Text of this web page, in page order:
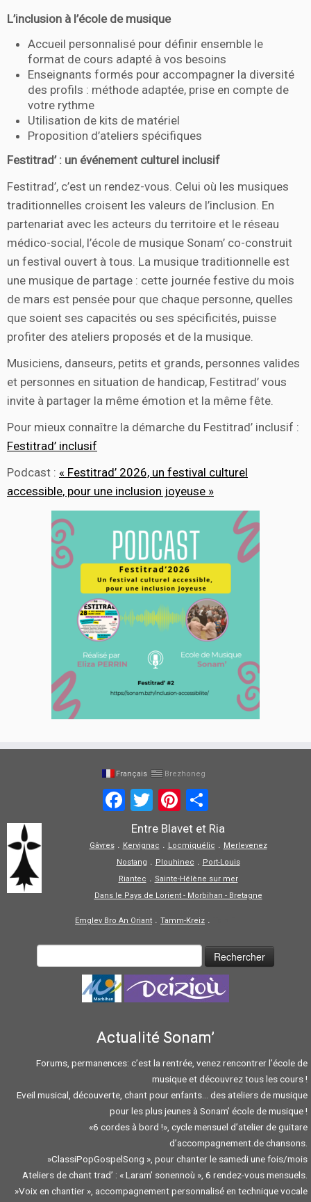
L’inclusion à l’école de musique
Accueil personnalisé pour définir ensemble le
format de cours adapté à vos besoins
Enseignants formés pour accompagner la diversité
des profils : méthode adaptée, prise en compte de
votre rythme
Utilisation de kits de matériel
Proposition d’ateliers spécifiques
Festitrad’ : un événement culturel inclusif
Festitrad’, c’est un rendez-vous. Celui où les musiques
traditionnelles croisent les valeurs de l’inclusion. En
partenariat avec les acteurs du territoire et le réseau
médico-social, l’école de musique Sonam’ co-construit
un festival ouvert à tous. La musique traditionnelle est
une musique de partage : cette journée festive du mois
de mars est pensée pour que chaque personne, quelles
que soient ses capacités ou ses spécificités, puisse
profiter des ateliers proposés et de la musique.
Musiciens, danseurs, petits et grands, personnes valides
et personnes en situation de handicap, Festitrad’ vous
invite à partager la même émotion et la même fête.
Pour mieux connaître la démarche du Festitrad’ inclusif :
Festitrad’ inclusif
Podcast : « Festitrad’ 2026, un festival culturel
accessible, pour une inclusion joyeuse »
Français Brezhoneg
FacebookTwitter Pinterest
Entre Blavet et Ria
Gâvres. Kervignac . Locmiquélic . Merlevenez
Nostang . Plouhinec . Port-Louis
Riantec . Sainte-Hélène sur mer
Dans le Pays de Lorient - Morbihan - Bretagne
Emglev Bro An Oriant . Tamm-Kreiz .
Actualité Sonam’
Forums, permanences: c’est la rentrée, venez rencontrer l’école de
musique et découvrez tous les cours !
Eveil musical, découverte, chant pour enfants… des ateliers de musique
pour les plus jeunes à Sonam’ école de musique !
«6 cordes à bord !», cycle mensuel d’atelier de guitare
d’accompagnement.de chansons.
»ClassiPopGospelSong », pour chanter le samedi une fois/mois
Ateliers de chant trad’ : « Laram’ sonennoù », 6 rendez-vous mensuels.
»Voix en chantier », accompagnement personnalisé en technique vocale